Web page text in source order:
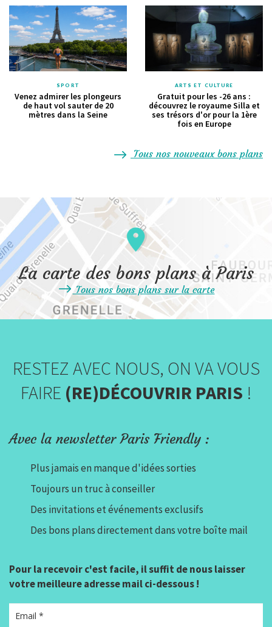
SPORT
Venez admirer les plongeurs
de haut vol sauter de 20
mètres dans la Seine
ARTS ET CULTURE
Gratuit pour les -26 ans :
découvrez le royaume Silla et
ses trésors d'or pour la 1ère
fois en Europe
Tous nos nouveaux bons plans
La carte des bons plans à Paris
Tous nos bons plans sur la carte
RESTEZ AVEC NOUS, ON VA VOUS
FAIRE (RE)DÉCOUVRIR PARIS !
Avec la newsletter Paris Friendly :
Plus jamais en manque d'idées sorties
Toujours un truc à conseiller
Des invitations et événements exclusifs
Des bons plans directement dans votre boîte mail
Pour la recevoir c'est facile, il suffit de nous laisser
votre meilleure adresse mail ci-dessous !